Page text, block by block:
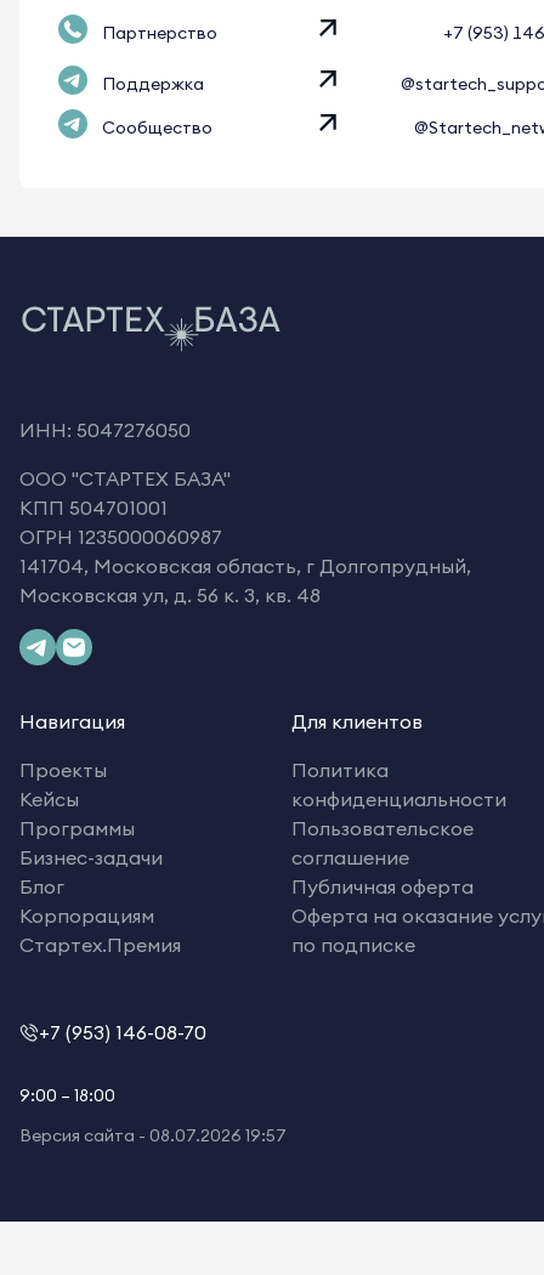
Партнерство +7 (953)
Поддержка
Сообщество
ИНН: 5047276050
OOO "СТАРТЕХ БАЗА"
КПП 504701001
ОГРН 1235000060987
141704, Московская область, г Долгопрудный,
Московская ул, д. 56 к. 3, кв. 48
Навигация
Проекты
Кейсы
Программы
Бизнес-задачи
Блог
Корпорациям
Стартех.Премия
Для клиентов
Политика
конфиденциальности
Пользовательское
соглашение
Публичная оферта
Оферта на оказание
по подписке
+7 (953) 146-08-70
9:00 – 18:00
Версия сайта - 08.07.2026 19:57